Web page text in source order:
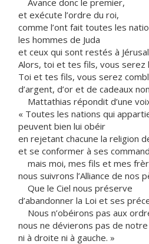
Avance donc le premier,
et exécute l’ordre du roi,
comme l’ont fait toutes les
les hommes de Juda
et ceux qui sont restés à
Alors, toi et tes fils, vous serez
Toi et tes fils, vous serez
d’argent, d’or et de cadeaux
Mattathias répondit d’une
« Toutes les nations qui
peuvent bien lui obéir
en rejetant chacune la religion
et se conformer à ses
mais moi, mes fils et mes
nous suivrons l’Alliance de nos
Que le Ciel nous préserve
d’abandonner la Loi et ses
Nous n’obéirons pas aux
nous ne dévierons pas de
ni à droite ni à gauche. »